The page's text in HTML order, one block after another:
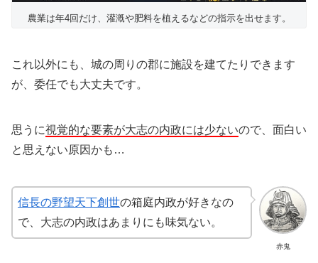
農業は年4回だけ、灌漑や肥料を植えるなどの指示を出せます。
これ以外にも、城の周りの郡に施設を建てたりできます
が、委任でも大丈夫です。
思うに視覚的な要素が大志の内政には少ないので、面白い
と思えない原因かも…
赤鬼
信長の野望天下創世の箱庭内政が好きなの
で、大志の内政はあまりにも味気ない。